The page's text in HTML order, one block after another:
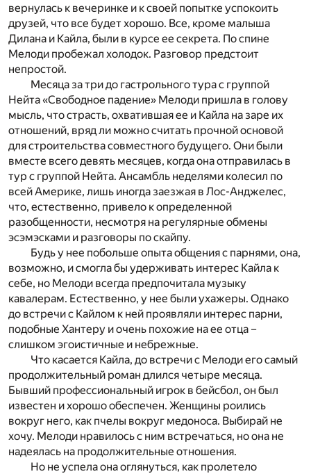
вернулась к вечеринке и к своей попытке успокоить
друзей, что все будет хорошо. Все, кроме малыша
Дилана и Кайла, были в курсе ее секрета. По спине
Мелоди пробежал холодок. Разговор предстоит
непростой.
Месяца за три до гастрольного тура с группой
Нейта «Свободное падение» Мелоди пришла в голову
мысль, что страсть, охватившая ее и Кайла на заре их
отношений, вряд ли можно считать прочной основой
для строительства совместного будущего. Они были
вместе всего девять месяцев, когда она отправилась в
тур с группой Нейта. Ансамбль неделями колесил по
всей Америке, лишь иногда заезжая в Лос-Анджелес,
что, естественно, привело к определенной
разобщенности, несмотря на регулярные обмены
эсэмэсками и разговоры по скайпу.
Будь у нее побольше опыта общения с парнями, она,
возможно, и смогла бы удерживать интерес Кайла к
себе, но Мелоди всегда предпочитала музыку
кавалерам. Естественно, у нее были ухажеры. Однако
до встречи с Кайлом к ней проявляли интерес парни,
подобные Хантеру и очень похожие на ее отца –
слишком эгоистичные и небрежные.
Что касается Кайла, до встречи с Мелоди его самый
продолжительный роман длился четыре месяца.
Бывший профессиональный игрок в бейсбол, он был
известен и хорошо обеспечен. Женщины роились
вокруг него, как пчелы вокруг медоноса. Выбирай не
хочу. Мелоди нравилось с ним встречаться, но она не
надеялась на продолжительные отношения.
Но не успела она оглянуться, как пролетело